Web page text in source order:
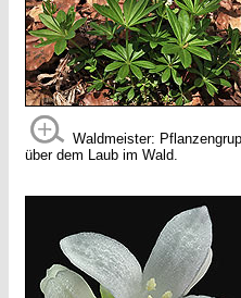
Waldmeister:
über dem Laub im Wald.